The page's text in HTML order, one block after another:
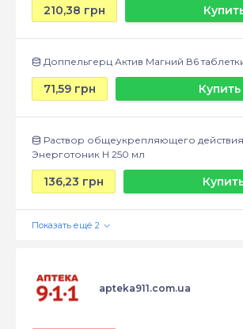
210,38 грн
Доппельгерц Актив Магний В6
71,59 грн Купить
Раствор общеукрепляющего
Энерготоник Н 250 мл
136,23 грн
apteka911.com.ua